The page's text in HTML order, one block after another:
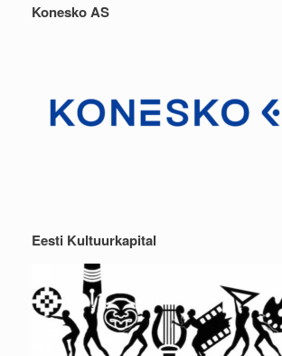
Konesko AS
Eesti Kultuurkapital